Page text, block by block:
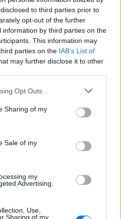
to third parties prior to
opt-out of the further
by third parties on the
This information may
parties on the IAB’s List of
may further disclose it to other
Opt Outs
Sharing of my
Sale of my
my
Advertising.
Use,
Sharing of my
«Δεν ήταν οικονομικό
κίνητρο» υποστηρίζει ο
τη σορό του πατέρα του σε
δήλωσε ότι ο πελάτης του είχε
έντονη συναισθηματική
26χρονος απείλησε να